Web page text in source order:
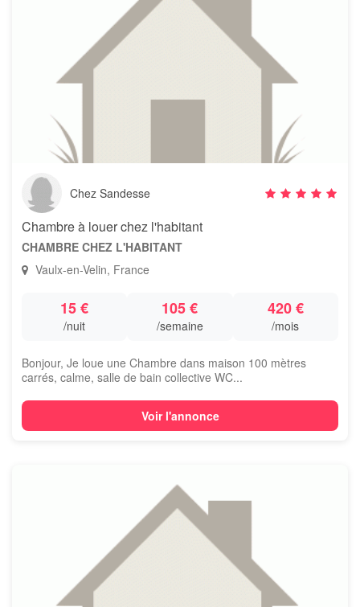
Chez Sandesse
Chambre à louer chez l'habitant
CHAMBRE CHEZ L'HABITANT
Vaulx-en-Velin, France
15 €
/nuit
105 €
/semaine
420 €
/mois
Bonjour, Je loue une Chambre dans maison 100 mètres
carrés, calme, salle de bain collective WC...
Voir l'annonce